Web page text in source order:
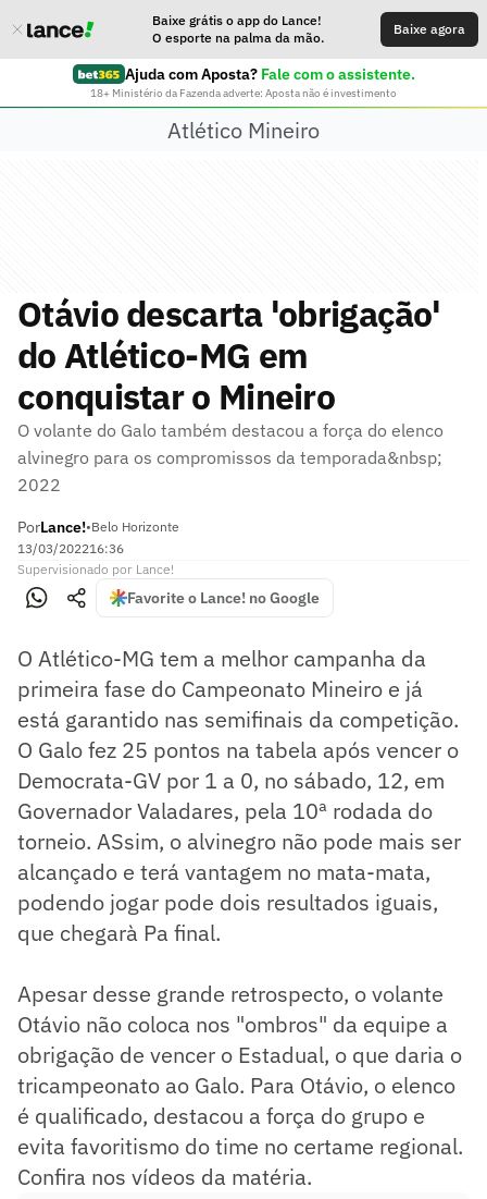
Baixe grátis o app do Lance!
O esporte na palma da mão.
Baixe agora
Ajuda com Aposta? Fale com o assistente.
18+ Ministério da Fazenda adverte: Aposta não é investimento
Atlético Mineiro
Otávio descarta 'obrigação'
do Atlético-MG em
conquistar o Mineiro
O volante do Galo também destacou a força do elenco
alvinegro para os compromissos da temporada&nbsp;
2022
PorLance!•Belo Horizonte
13/03/202216:36
Supervisionado por Lance!
Favorite o Lance! no Google
O Atlético-MG tem a melhor campanha da
primeira fase do Campeonato Mineiro e já
está garantido nas semifinais da competição.
O Galo fez 25 pontos na tabela após vencer o
Democrata-GV por 1 a 0, no sábado, 12, em
Governador Valadares, pela 10ª rodada do
torneio. ASsim, o alvinegro não pode mais ser
alcançado e terá vantagem no mata-mata,
podendo jogar pode dois resultados iguais,
que chegarà Pa final.
Apesar desse grande retrospecto, o volante
Otávio não coloca nos "ombros" da equipe a
obrigação de vencer o Estadual, o que daria o
tricampeonato ao Galo. Para Otávio, o elenco
é qualificado, destacou a força do grupo e
evita favoritismo do time no certame regional.
Confira nos vídeos da matéria.